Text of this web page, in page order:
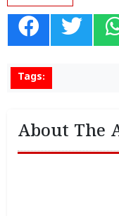
Tags:
About The